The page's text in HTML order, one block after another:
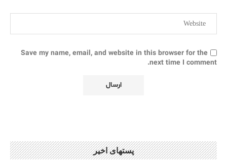
Save my name, email, and website in this browser for the
next time I comment.
پستهای اخیر